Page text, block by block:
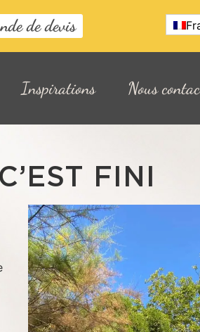
de devis
Inspirations Nous
FINI